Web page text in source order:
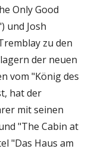
Only Good
und Josh
zu den
der neuen
vom "König des
hat der
mit seinen
"The Cabin at
"Das Haus am